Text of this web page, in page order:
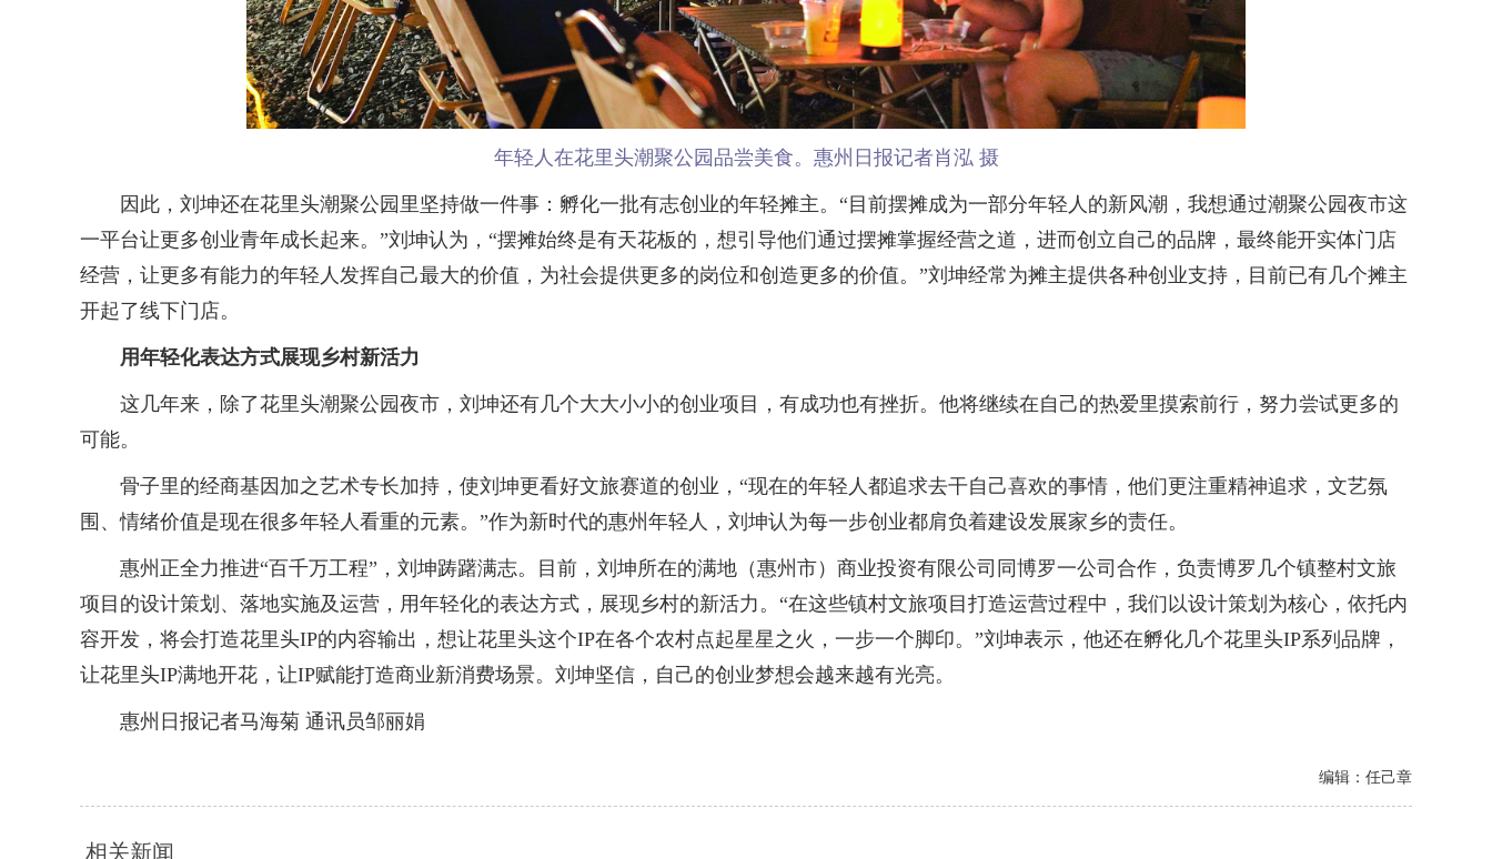
年轻人在花里头潮聚公园品尝美食。惠州日报记者肖泓 摄
因此，刘坤还在花里头潮聚公园里坚持做一件事：孵化一批有志创业的年轻摊主。“目前摆摊成为一部分年轻人的新风潮，我想通过潮聚公园夜市这
一平台让更多创业青年成长起来。”刘坤认为，“摆摊始终是有天花板的，想引导他们通过摆摊掌握经营之道，进而创立自己的品牌，最终能开实体门店
经营，让更多有能力的年轻人发挥自己最大的价值，为社会提供更多的岗位和创造更多的价值。”刘坤经常为摊主提供各种创业支持，目前已有几个摊主
开起了线下门店。
用年轻化表达方式展现乡村新活力
这几年来，除了花里头潮聚公园夜市，刘坤还有几个大大小小的创业项目，有成功也有挫折。他将继续在自己的热爱里摸索前行，努力尝试更多的
可能。
骨子里的经商基因加之艺术专长加持，使刘坤更看好文旅赛道的创业，“现在的年轻人都追求去干自己喜欢的事情，他们更注重精神追求，文艺氛
围、情绪价值是现在很多年轻人看重的元素。”作为新时代的惠州年轻人，刘坤认为每一步创业都肩负着建设发展家乡的责任。
惠州正全力推进“百千万工程”，刘坤踌躇满志。目前，刘坤所在的满地（惠州市）商业投资有限公司同博罗一公司合作，负责博罗几个镇整村文旅
项目的设计策划、落地实施及运营，用年轻化的表达方式，展现乡村的新活力。“在这些镇村文旅项目打造运营过程中，我们以设计策划为核心，依托内
容开发，将会打造花里头IP的内容输出，想让花里头这个IP在各个农村点起星星之火，一步一个脚印。”刘坤表示，他还在孵化几个花里头IP系列品牌，
让花里头IP满地开花，让IP赋能打造商业新消费场景。刘坤坚信，自己的创业梦想会越来越有光亮。
惠州日报记者马海菊 通讯员邹丽娟
编辑：任己章
相关新闻